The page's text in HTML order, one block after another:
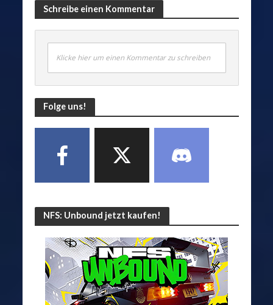
Schreibe einen Kommentar
Klicke hier um einen Kommentar zu schreiben
Folge uns!
NFS: Unbound jetzt kaufen!